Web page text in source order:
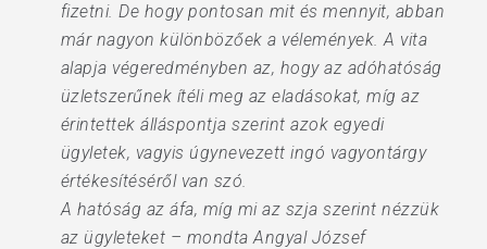
fizetni. De hogy pontosan mit és mennyit, abban
már nagyon különbözőek a vélemények. A vita
alapja végeredményben az, hogy az adóhatóság
üzletszerűnek ítéli meg az eladásokat, míg az
érintettek álláspontja szerint azok egyedi
ügyletek, vagyis úgynevezett ingó vagyontárgy
értékesítéséről van szó.
A hatóság az áfa, míg mi az szja szerint nézzük
az ügyleteket – mondta Angyal József